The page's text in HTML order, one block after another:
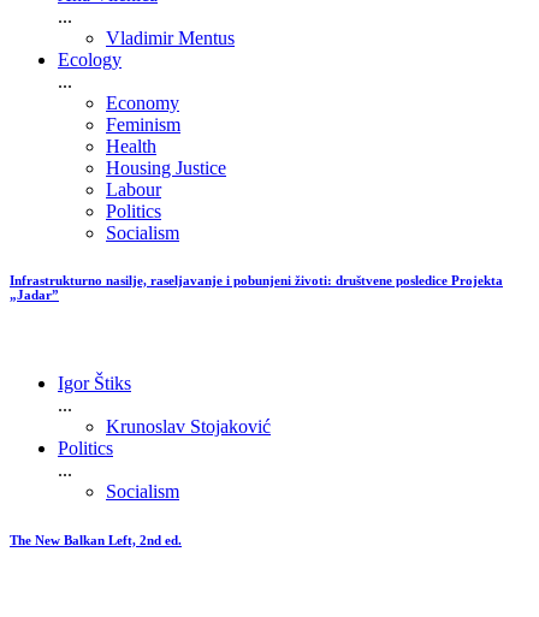
...
Vladimir Mentus
Ecology
...
Economy
Feminism
Health
Housing Justice
Labour
Politics
Socialism
Infrastrukturno nasilje, raseljavanje i pobunjeni životi: društvene posledice Projekta
„Jadar”
Igor Štiks
...
Krunoslav Stojaković
Politics
...
Socialism
The New Balkan Left, 2nd ed.